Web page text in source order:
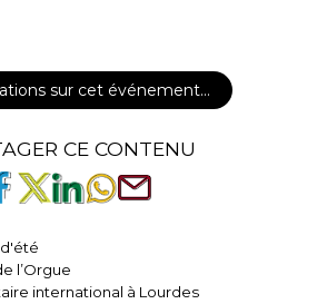
sur cet événement…
CE CONTENU
d'été
l’Orgue
international à Lourdes